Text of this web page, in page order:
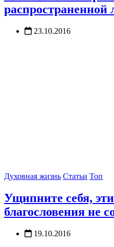
распространенной
23.10.2016
Духовная жизнь Статьи Топ
Ущипните себя,
благословения не
19.10.2016